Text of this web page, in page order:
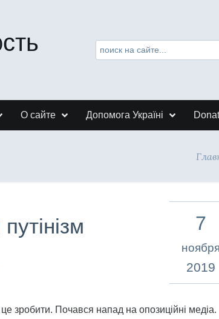
О сайте Допомога Україні
7
ноября
2019
зробити. Почався напад на опозиційні медіа.